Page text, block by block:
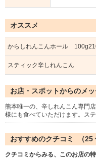
オススメ
からしれんこんホール
スティック辛しれんこん
お店・スポットからのメ
熊本唯一の、辛しれんこん専門
様にも食べていただけます。ス
おすすめのクチコミ （25
クチコミからみる、このお店の